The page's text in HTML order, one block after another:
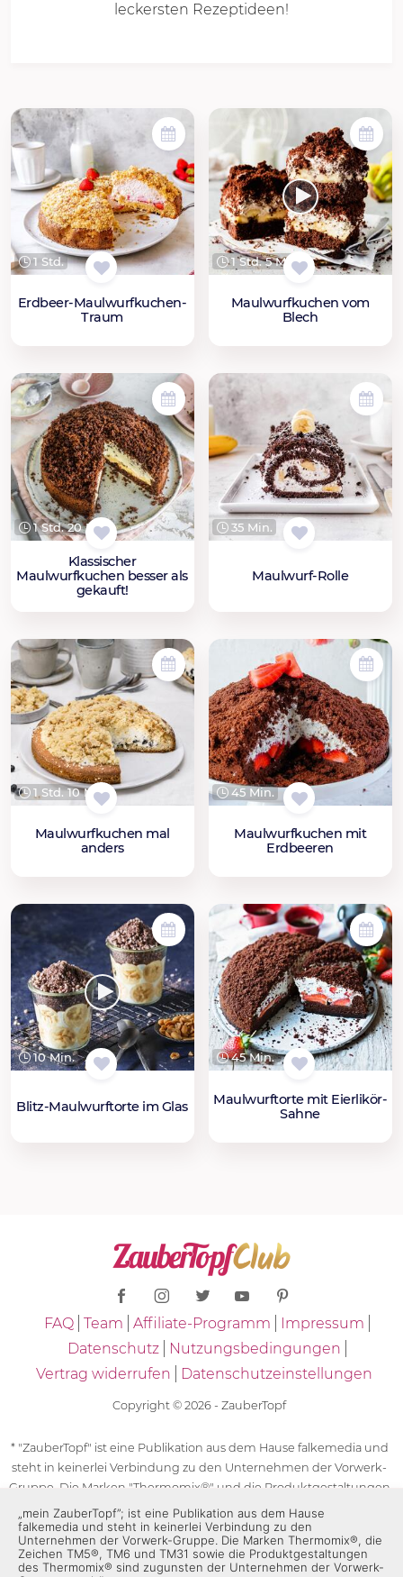
leckersten Rezeptideen!
1 Std.
Erdbeer-Maulwurfkuchen-
Traum
1 Std. 5 Min.
Maulwurfkuchen vom
Blech
1 Std. 20 Min.
Klassischer
Maulwurfkuchen besser als
gekauft!
35 Min.
Maulwurf-Rolle
1 Std. 10 Min.
Maulwurfkuchen mal
anders
45 Min.
Maulwurfkuchen mit
Erdbeeren
10 Min.
Blitz-Maulwurftorte im Glas
45 Min.
Maulwurftorte mit Eierlikör-
Sahne
FAQ Team Affiliate-Programm
Impressum
Datenschutz
Nutzungsbedingungen
Vertrag widerrufen
Datenschutzeinstellungen
Copyright © 2026 - ZauberTopf
* "ZauberTopf" ist eine Publikation aus dem Hause falkemedia und
steht in keinerlei Verbindung zu den Unternehmen der Vorwerk-
Gruppe. Die Marken "Thermomix®" und die Produktgestaltungen
des "Thermomix®" sind eingetragene Marken der Unternehmen
der Vorwerk-Gruppe. Die Marken Thermomix®, die Zeichen TM5®,
TM6 und TM31 sowie die Produktgestaltungen des Thermomix®
sind zugunsten der Unternehmen der Vorwerk-Gruppe
„mein ZauberTopf”; ist eine Publikation aus dem Hause
falkemedia und steht in keinerlei Verbindung zu den
Unternehmen der Vorwerk-Gruppe. Die Marken Thermomix®, die
Zeichen TM5®, TM6 und TM31 sowie die Produktgestaltungen
des Thermomix® sind zugunsten der Unternehmen der Vorwerk-